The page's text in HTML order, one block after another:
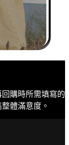
購時所需填寫的
體滿意度。